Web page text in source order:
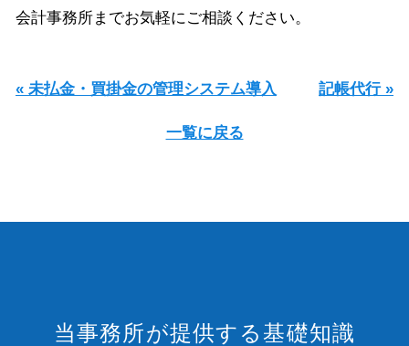
会計事務所までお気軽にご相談ください。
« 未払金・買掛金の管理システム導入 記帳代行 »
一覧に戻る
当事務所が提供する基礎知識